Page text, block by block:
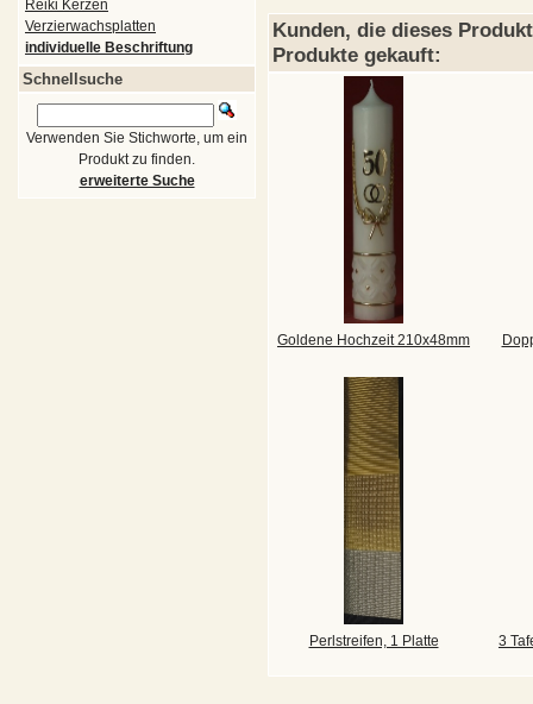
Kunden, die dieses
Produkte gekauft:
Goldene Hochzeit 210x48mm
Perlstreifen, 1 Platte 3
Reiki Kerzen
Verzierwachsplatten
individuelle Beschriftung
Schnellsuche
Verwenden Sie Stichworte, um ein
Produkt zu finden.
erweiterte Suche